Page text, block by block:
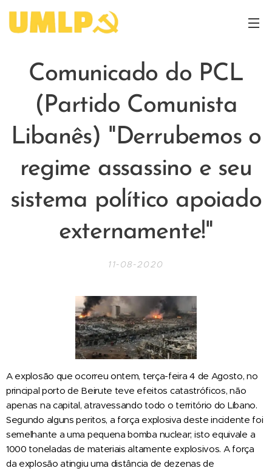
Comunicado do PCL
(Partido Comunista
Libanês) "Derrubemos o
regime assassino e seu
sistema político apoiado
externamente!"
11-08-2020
A explosão que ocorreu ontem, terça-feira 4 de Agosto, no
principal porto de Beirute teve efeitos catastróficos, não
apenas na capital, atravessando todo o território do Líbano.
Segundo alguns peritos, a força explosiva deste incidente foi
semelhante a uma pequena bomba nuclear; isto equivale a
1000 toneladas de materiais altamente explosivos. A força
da explosão atingiu uma distância de dezenas de